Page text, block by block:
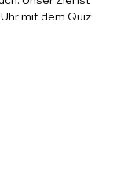
mit dem Quiz